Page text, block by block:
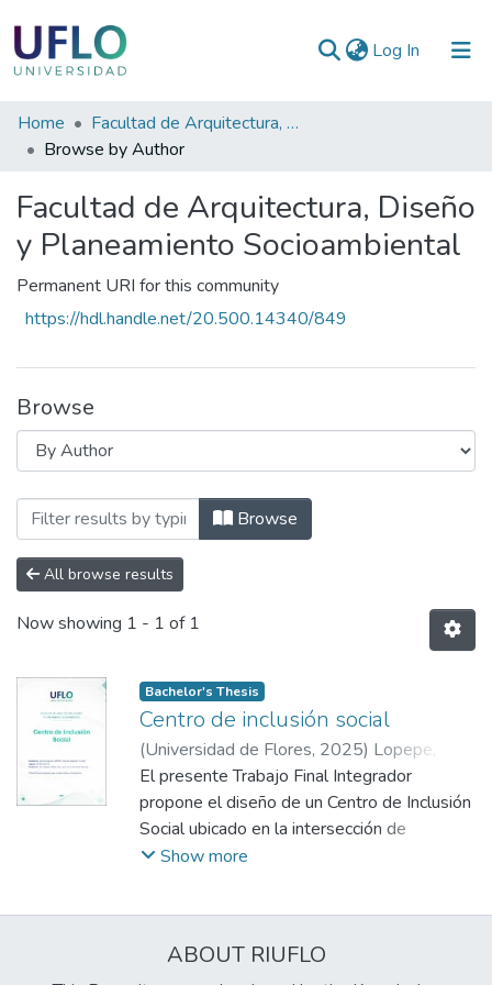
Log In (current)
Communities
&
All of RIUFLO
Home
Facultad de Arquitectura, Diseño y Planeamiento Socioambiental
Browse by Author
Facultad de Arquitectura, Diseño
y Planeamiento Socioambiental
Permanent URI for this community
https://hdl.handle.net/20.500.14340/849
Browse
Browsing Facultad de Arquitectura,
Browse
All browse results
Now showing 1 - 1 of 1
Bachelor's Thesis
Centro de inclusión social
(Universidad de Flores, 2025) Lopepe,
Jerónimo Agustín;Pelaez, Emanuel
Alejandro;Szilak, Alejandro;Pino, Lucas;
Guerrero, Rocío
El presente Trabajo Final Integrador
propone el diseño de un Centro de Inclusión
Social ubicado en la intersección de
Cristóbal Colón y Av. del Trabajador, en la
virtudes del sitio, como sus vistas
Show more
ABOUT RIUFLO